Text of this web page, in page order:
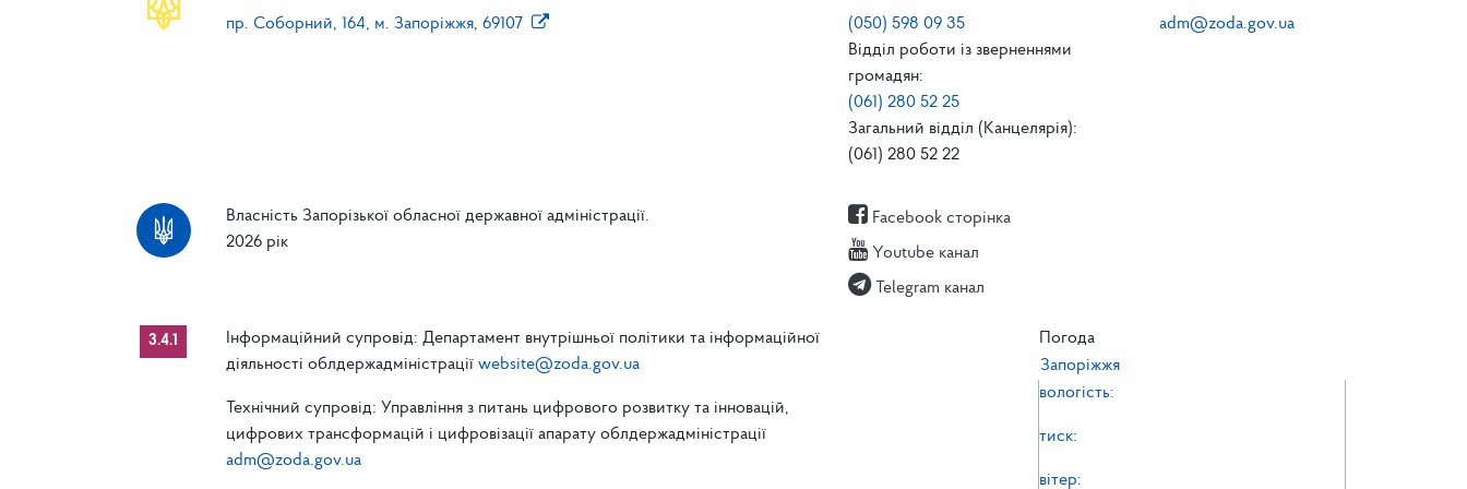
пр. Соборний, 164, м. Запоріжжя, 69107
(050) 598 09 35
Відділ роботи із зверненнями
громадян:
(061) 280 52 25
Загальний відділ (Канцелярія):
(061) 280 52 22
adm@zoda.gov.ua
Власність Запорізької обласної державної адміністрації.
2026 рік
Facebook сторінка
Youtube канал
Telegram канал
3.4.1
Інформаційний супровід: Департамент внутрішньої політики та інформаційної
діяльності облдержадміністрації website@zoda.gov.ua
Технічний супровід: Управління з питань цифрового розвитку та інновацій,
цифрових трансформацій і цифровізації апарату облдержадміністрації
adm@zoda.gov.ua
Погода
Запоріжжя
вологість:
тиск:
вітер: